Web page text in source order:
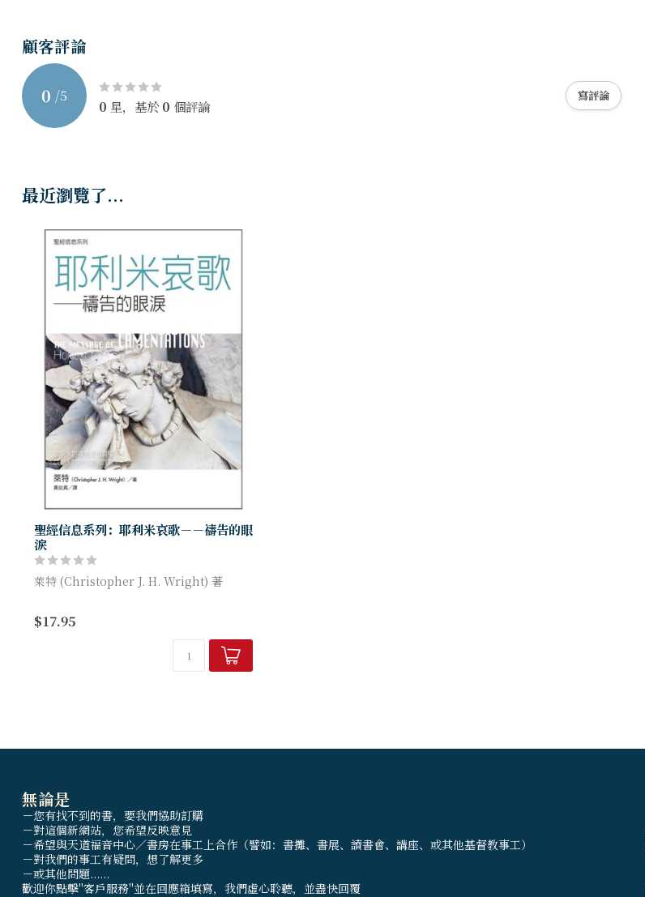
顧客評論
0 /5
0 星，基於0 個評論
寫評論
最近瀏覽了...
聖經信息系列：耶利米哀歌－－禱告的眼
淚
萊特 (Christopher J. H. Wright) 著
勇於真實。哀歌這詩卷的背景，應該就是公
$17.95
無論是
－您有找不到的書，要我們協助訂購
－對這個新網站，您希望反映意見
－希望與天道福音中心／書房在事工上合作（譬如：書攤、書展、讀書會、講座、或其他基督教事工）
－對我們的事工有疑問，想了解更多
－或其他問題......
歡迎你點擊"客戶服務"並在回應箱填寫，我們虛心聆聽，並盡快回覆